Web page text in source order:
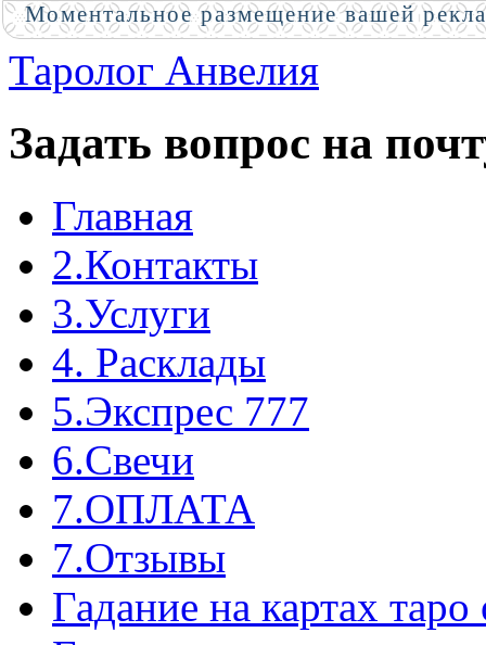
Таролог Анвелия
Задать вопрос на
Главная
2.Контакты
3.Услуги
4. Расклады
5.Экспрес 777
6.Свечи
7.ОПЛАТА
7.Отзывы
Гадание на картах
Моментальное размещение вашей